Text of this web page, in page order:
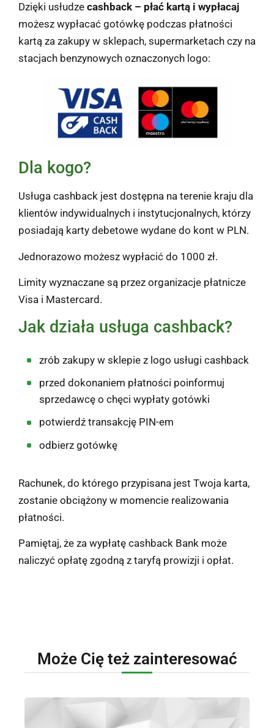
Dzięki usłudze cashback – płać kartą i wypłacaj
możesz wypłacać gotówkę podczas płatności
kartą za zakupy w sklepach, supermarketach czy na
stacjach benzynowych oznaczonych logo:
Dla kogo?
Usługa cashback jest dostępna na terenie kraju dla
klientów indywidualnych i instytucjonalnych, którzy
posiadają karty debetowe wydane do kont w PLN.
Jednorazowo możesz wypłacić do 1000 zł.
Limity wyznaczane są przez organizacje płatnicze
Visa i Mastercard.
Jak działa usługa cashback?
zrób zakupy w sklepie z logo usługi cashback
przed dokonaniem płatności poinformuj
sprzedawcę o chęci wypłaty gotówki
potwierdź transakcję PIN-em
odbierz gotówkę
Rachunek, do którego przypisana jest Twoja karta,
zostanie obciążony w momencie realizowania
płatności.
Pamiętaj, że za wypłatę cashback Bank może
naliczyć opłatę zgodną z taryfą prowizji i opłat.
Może Cię też zainteresować